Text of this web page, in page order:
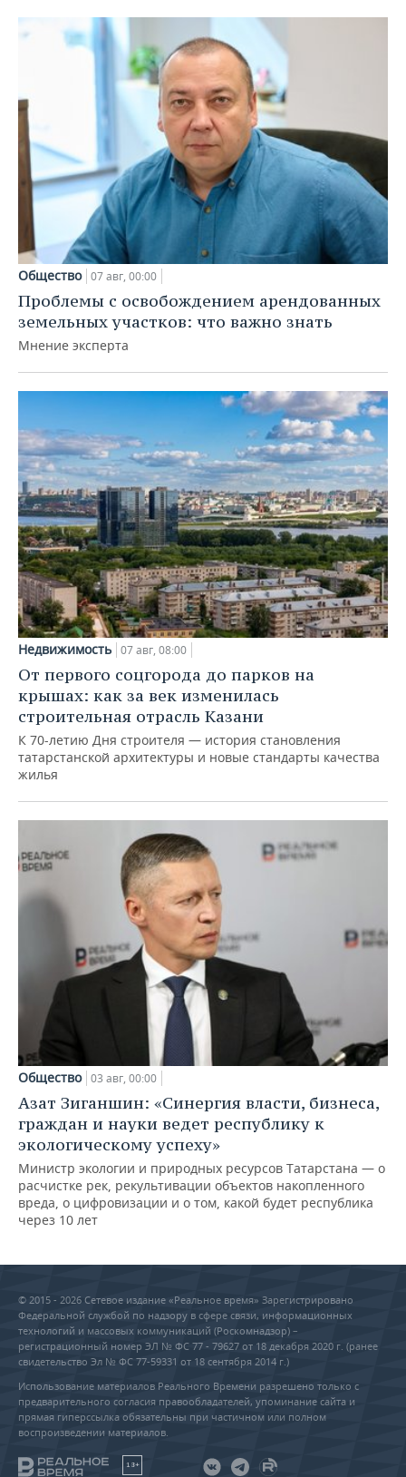
Общество 07 авг, 00:00
Проблемы с освобождением арендованных
земельных участков: что важно знать
Мнение эксперта
Недвижимость 07 авг, 08:00
От первого соцгорода до парков на
крышах: как за век изменилась
строительная отрасль Казани
К 70-летию Дня строителя — история становления
татарстанской архитектуры и новые стандарты качества
жилья
Общество 03 авг, 00:00
Азат Зиганшин: «Синергия власти, бизнеса,
граждан и науки ведет республику к
экологическому успеху»
Министр экологии и природных ресурсов Татарстана — о
расчистке рек, рекультивации объектов накопленного
вреда, о цифровизации и о том, какой будет республика
через 10 лет
© 2015 - 2026 Сетевое издание «Реальное время» Зарегистрировано
Федеральной службой по надзору в сфере связи, информационных
технологий и массовых коммуникаций (Роскомнадзор) –
регистрационный номер ЭЛ № ФС 77 - 79627 от 18 декабря 2020 г. (ранее
свидетельство Эл № ФС 77-59331 от 18 сентября 2014 г.)
Использование материалов Реального Времени разрешено только с
предварительного согласия правообладателей, упоминание сайта и
прямая гиперссылка обязательны при частичном или полном
воспроизведении материалов.
18+